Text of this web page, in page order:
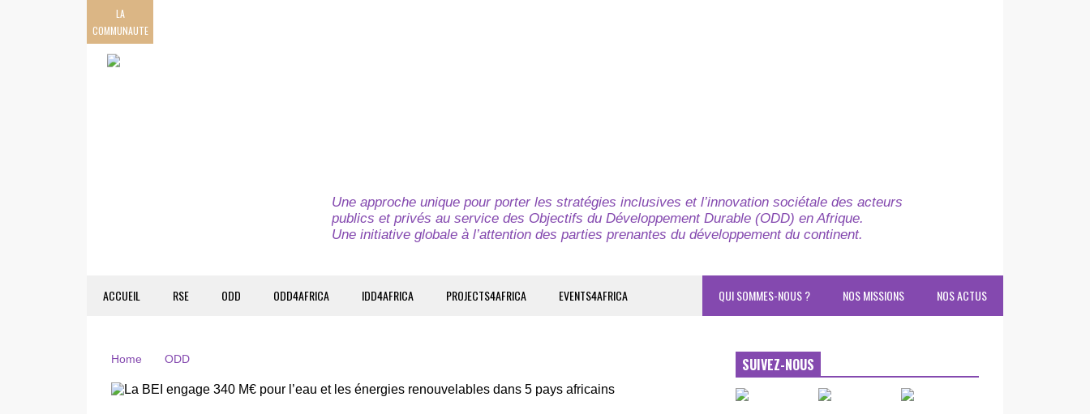
LA
COMMUNAUTE
Une approche unique pour porter les stratégies inclusives et l’innovation sociétale des acteurs
publics et privés au service des Objectifs du Développement Durable (ODD) en Afrique.
Une initiative globale à l’attention des parties prenantes du développement du continent.
ACCUEIL RSE ODD ODD4AFRICA IDD4AFRICA PROJECTS4AFRICA EVENTS4AFRICA NOS ACTUS
NOS MISSIONS
QUI SOMMES-NOUS ?
Home ODD SUIVEZ-NOUS